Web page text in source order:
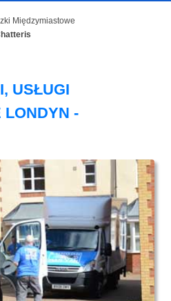
Międzymiastowe
USŁUGI
LONDYN -